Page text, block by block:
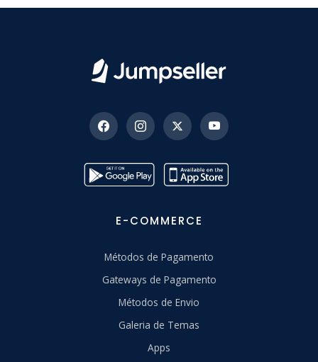
E-COMMERCE
Métodos de Pagamento
Gateways de Pagamento
Métodos de Envio
Galeria de Temas
Apps